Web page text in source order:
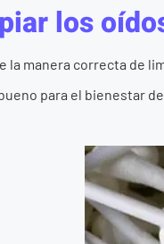
los
la manera correcta de
para el bienestar